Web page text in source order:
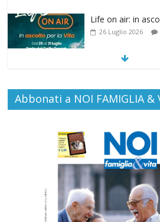
Life on air: in
26 Luglio 2026
SAMARITANI 2.0:
Emilia Romagna
legge
Gino Soldera
“Hall of Honor
16 Luglio 2026
Abbonati a NOI FAMIGLIA &